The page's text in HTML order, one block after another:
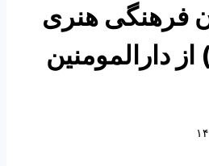
فرهنگی هنری
دارالمومنین